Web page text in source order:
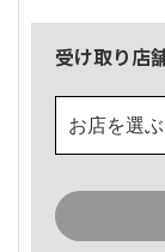
受け取り店
お店を選ぶ